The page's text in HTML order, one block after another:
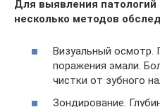
Для выявления патологий
несколько методов
Визуальный осмотр.
поражения эмали.
чистки от зубного
Зондирование.